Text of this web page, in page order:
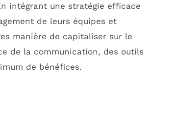
intégrant une stratégie efficace
de leurs équipes et
manière de capitaliser sur le
de la communication, des outils
de bénéfices.